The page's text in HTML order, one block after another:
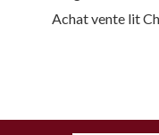
Achat vente lit